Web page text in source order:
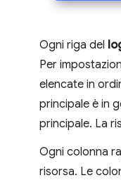
Ogni riga del
Per
elencate in
principale è in
principale. La
Ogni colonna
risorsa. Le